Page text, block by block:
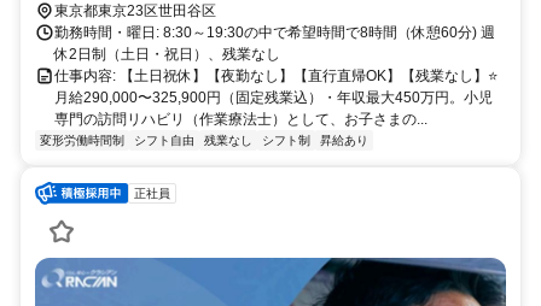
東京都東京23区世田谷区
勤務時間・曜日: 8:30～19:30の中で希望時間で8時間（休憩60分) 週
休2日制（土日・祝日）、残業なし
仕事内容: 【土日祝休】【夜勤なし】【直行直帰OK】【残業なし】⭐️
月給290,000〜325,900円（固定残業込）・年収最大450万円。小児
専門の訪問リハビリ（作業療法士）として、お子さまの...
変形労働時間制 シフト自由 残業なし シフト制 昇給あり
正社員